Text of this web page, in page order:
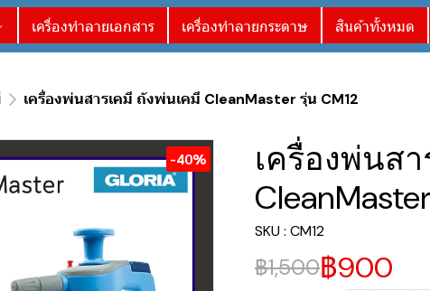
เครื่องทำลายเอกสาร เครื่องทำลายกระดาษ สินค้าทั้งหมด
เครื่องพ่นสารเคมี ถังพ่นเคมี CleanMaster รุ่น CM12
-40%
เครื่องพ่นส
SKU : CM12
฿1,500฿900